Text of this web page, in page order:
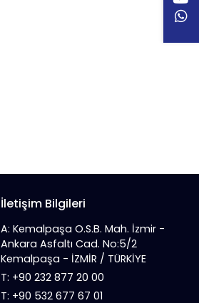
İletişim Bilgileri
A: Kemalpaşa O.S.B. Mah. İzmir -
Ankara Asfaltı Cad. No:5/2
Kemalpaşa - İZMİR / TÜRKİYE
T: +90 232 877 20 00
T: +90 532 677 67 01